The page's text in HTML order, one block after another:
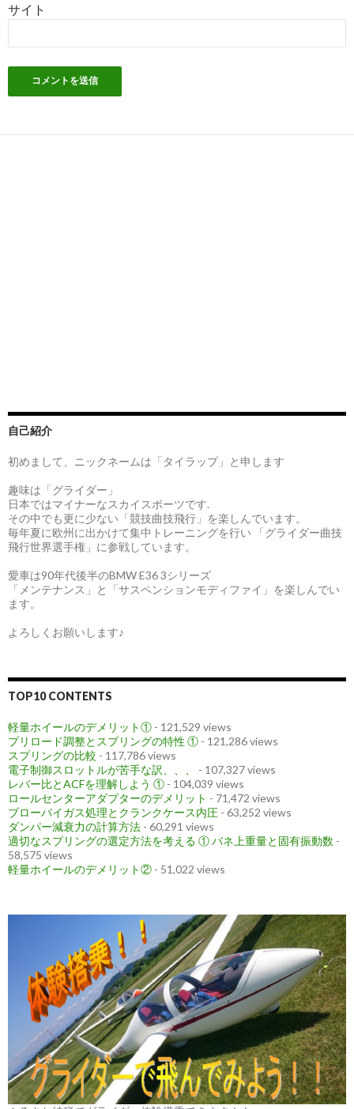
サイト
自己紹介
初めまして、ニックネームは「タイラップ」と申します
趣味は「グライダー」
日本ではマイナーなスカイスポーツです.
その中でも更に少ない「競技曲技飛行」を楽しんでいます。
毎年夏に欧州に出かけて集中トレーニングを行い 「グライダー曲技
飛行世界選手権」に参戦しています。
愛車は90年代後半のBMW E36 3シリーズ
「メンテナンス」と「サスペンションモディファイ」を楽しんでい
ます。
よろしくお願いします♪
TOP10 CONTENTS
軽量ホイールのデメリット① - 121,529 views
プリロード調整とスプリングの特性 ① - 121,286 views
スプリングの比較 - 117,786 views
電子制御スロットルが苦手な訳、、、
- 107,327 views
レバー比とACFを理解しよう ① - 104,039 views
ロールセンターアダプターのデメリット - 71,472 views
ブローバイガス処理とクランクケース内圧 - 63,252 views
ダンパー減衰力の計算方法 - 60,291 views
適切なスプリングの選定方法を考える ① バネ上重量と固有振動数 -
58,575 views
軽量ホイールのデメリット② - 51,022 views